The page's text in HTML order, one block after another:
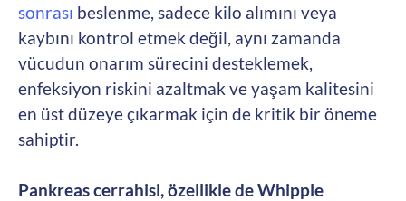
sonrası beslenme, sadece kilo alımını veya
kaybını kontrol etmek değil, aynı zamanda
vücudun onarım sürecini desteklemek,
enfeksiyon riskini azaltmak ve yaşam kalitesini
en üst düzeye çıkarmak için de kritik bir öneme
sahiptir.
Pankreas cerrahisi, özellikle de Whipple